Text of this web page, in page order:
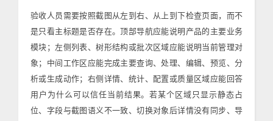
验收人员需要按照截图从左到右、从上到下检查页面，而不
是只看主标题是否存在。顶部导航应能说明产品的主要业务
模块；左侧列表、树形结构或批次区域应能说明当前管理对
象；中间工作区应能完成主要查询、处理、编辑、预览、分
析或生成动作；右侧详情、统计、配置或质量区域应能回答
用户为什么可以信任当前结果。若某个区域只显示静态占
位、字段与截图语义不一致、切换对象后详情没有同步、导